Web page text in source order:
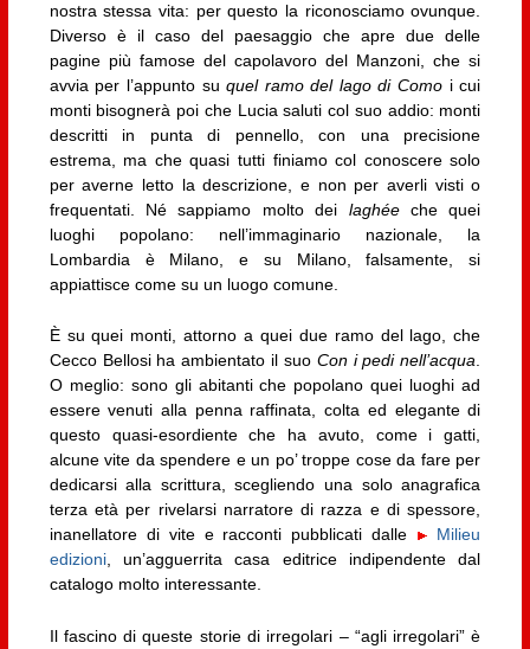
nostra stessa vita: per questo la riconosciamo ovunque.
Diverso è il caso del paesaggio che apre due delle
pagine più famose del capolavoro del Manzoni, che si
avvia per l’appunto su quel ramo del lago di Como i cui
monti bisognerà poi che Lucia saluti col suo addio: monti
descritti in punta di pennello, con una precisione
estrema, ma che quasi tutti finiamo col conoscere solo
per averne letto la descrizione, e non per averli visti o
frequentati. Né sappiamo molto dei laghéeche quei
luoghi popolano: nell’immaginario nazionale, la
Lombardia è Milano, e su Milano, falsamente, si
appiattisce come su un luogo comune.
È su quei monti, attorno a quei due ramo del lago, che
Cecco Bellosi ha ambientato il suo Con i pedi nell’acqua.
O meglio: sono gli abitanti che popolano quei luoghi ad
essere venuti alla penna raffinata, colta ed elegante di
questo quasi-esordiente che ha avuto, come i gatti,
alcune vite da spendere e un po’ troppe cose da fare per
dedicarsi alla scrittura, scegliendo una solo anagrafica
terza età per rivelarsi narratore di razza e di spessore,
inanellatore di vite e racconti pubblicati dalle
Milieu
edizioni, un’agguerrita casa editrice indipendente dal
catalogo molto interessante.
Il fascino di queste storie di irregolari – “agli irregolari” è